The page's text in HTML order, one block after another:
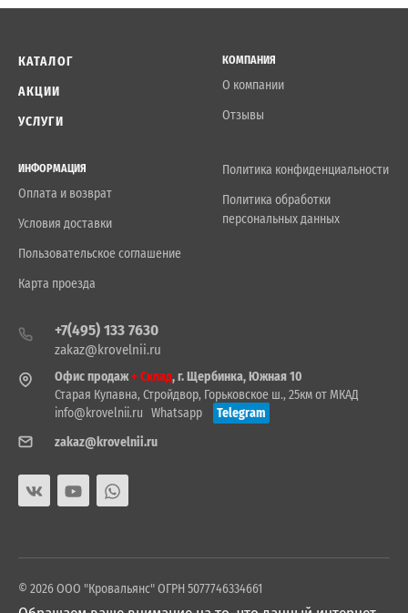
КАТАЛОГ
АКЦИИ
УСЛУГИ
КОМПАНИЯ
О компании
Отзывы
ИНФОРМАЦИЯ
Оплата и возврат
Условия доставки
Пользовательское соглашение
Карта проезда
Политика конфиденциальности
Политика обработки
персональных данных
+7(495) 133 7630
zakaz@krovelnii.ru
Офис продаж+ Склад, г. Щербинка, Южная 10
Старая Купавна, Стройдвор, Горьковское ш., 25км от МКАД
info@krovelnii.ru Whatsapp
Telegram
zakaz@krovelnii.ru
© 2026 ООО "Кровальянс" ОГРН 5077746334661